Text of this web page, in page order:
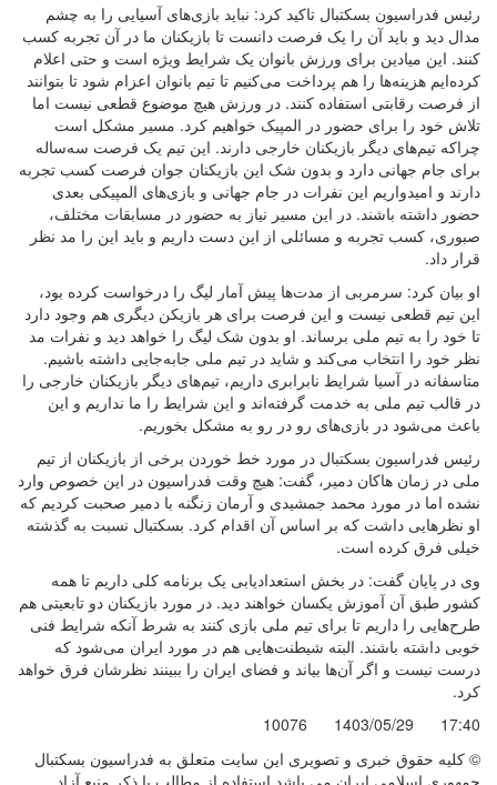
رئیس فدراسیون بسکتبال تاکید کرد: نباید بازی‌های آسیایی را به چشم
مدال دید و باید آن را یک فرصت دانست تا بازیکنان ما در آن تجربه کسب
کنند. این میادین برای ورزش بانوان یک شرایط ویژه است و حتی اعلام
کرده‌ایم هزینه‌ها را هم پرداخت می‌کنیم تا تیم بانوان اعزام شود تا بتوانند
از فرصت رقابتی استفاده کنند. در ورزش هیچ موضوع قطعی نیست اما
تلاش خود را برای حضور در المپیک خواهیم کرد. مسیر مشکل است
چراکه تیم‌های دیگر بازیکنان خارجی دارند. این تیم یک فرصت سه‌ساله
برای جام جهانی دارد و بدون شک این بازیکنان جوان فرصت کسب تجربه
دارند و امیدواریم این نفرات در جام جهانی و بازی‌های المپیکی بعدی
حضور داشته باشند. در این مسیر نیاز به حضور در مسابقات مختلف،
صبوری، کسب تجربه و مسائلی از این دست داریم و باید این را مد نظر
قرار داد.
او بیان کرد: سرمربی از مدت‌ها پیش آمار لیگ را درخواست کرده بود،
این تیم قطعی نیست و این فرصت برای هر بازیکن دیگری هم وجود دارد
تا خود را به تیم ملی برساند. او بدون شک لیگ را خواهد دید و نفرات مد
نظر خود را انتخاب می‌کند و شاید در تیم ملی جابه‌جایی داشته باشیم.
متاسفانه در آسیا شرایط نابرابری داریم، تیم‌های دیگر بازیکنان خارجی را
در قالب تیم ملی به خدمت گرفته‌اند و این شرایط را ما نداریم و این
باعث می‌شود در بازی‌های رو در رو به مشکل بخوریم.
رئیس فدراسیون بسکتبال در مورد خط خوردن برخی از بازیکنان از تیم
ملی در زمان هاکان دمیر، گفت: هیچ وقت فدراسیون در این خصوص وارد
نشده اما در مورد محمد جمشیدی و آرمان زنگنه با دمیر صحبت کردیم که
او نظرهایی داشت که بر اساس آن اقدام کرد. بسکتبال نسبت به گذشته
خیلی فرق کرده است.
وی در پایان گفت: در بخش استعدادیابی یک برنامه کلی داریم تا همه
کشور طبق آن آموزش یکسان خواهند دید. در مورد بازیکنان دو تابعیتی هم
طرح‌هایی را داریم تا برای تیم ملی بازی کنند به شرط آنکه شرایط فنی
خوبی داشته باشند. البته شیطنت‌هایی هم در مورد ایران می‌شود که
درست نیست و اگر آن‌ها بیاند و فضای ایران را ببینند نظرشان فرق خواهد
کرد.
17:40
1403/05/29
10076
© کليه حقوق خبری و تصويری اين سايت متعلق به فدراسیون بسکتبال
جمهوری اسلامی ایران می باشد.استفاده از مطالب با ذكر منبع آزاد